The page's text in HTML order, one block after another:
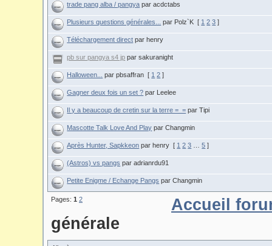
trade pang alba / pangya par acdctabs
Plusieurs questions générales... par Polz`K [ 1 2 3 ]
Téléchargement direct par henry
pb sur pangya s4 jp par sakuranight
Halloween... par pbsaffran [ 1 2 ]
Gagner deux fois un set ? par Leelee
Il y a beaucoup de cretin sur la terre =_= par Tipi
Mascotte Talk Love And Play par Changmin
Après Hunter, Sapkkeon par henry [ 1 2 3 …5 ]
(Astros) vs pangs par adrianrdu91
Petite Enigme / Echange Pangs par Changmin
Pages: 1 2
Accueil
générale